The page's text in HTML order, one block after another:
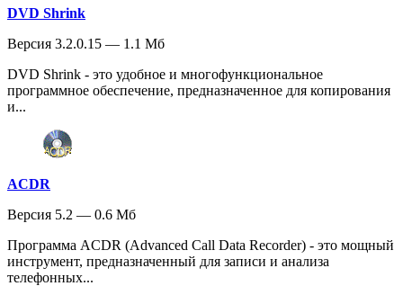
DVD Shrink
Версия 3.2.0.15 — 1.1 Мб
DVD Shrink - это удобное и многофункциональное
программное обеспечение, предназначенное для копирования
и...
ACDR
Версия 5.2 — 0.6 Мб
Программа ACDR (Advanced Call Data Recorder) - это мощный
инструмент, предназначенный для записи и анализа
телефонных...